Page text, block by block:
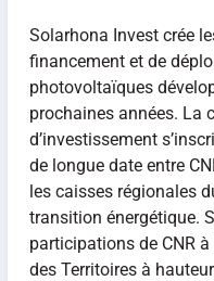
Solarhona Invest crée
financement et de
photovoltaïques
prochaines années. La
d’investissement
de longue date entre
les caisses régionales
transition énergétique.
participations de CNR
des Territoires à